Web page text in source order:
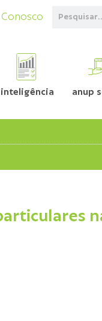
Conosco
inteligência anup